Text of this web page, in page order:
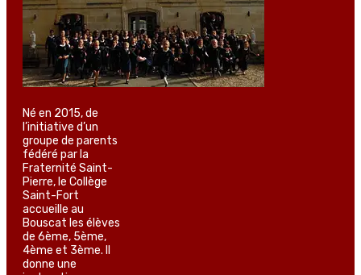
Né en 2015, de
l’initiative d’un
groupe de parents
fédéré par la
Fraternité Saint-
Pierre, le Collège
Saint-Fort
accueille au
Bouscat les élèves
de 6ème, 5ème,
4ème et 3ème. Il
donne une